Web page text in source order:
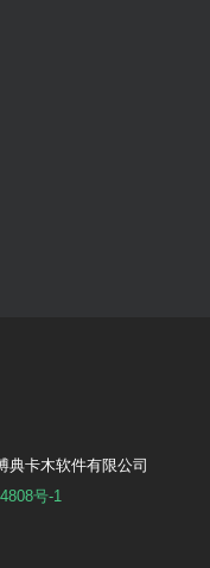
典卡木软件有限公司
号-1